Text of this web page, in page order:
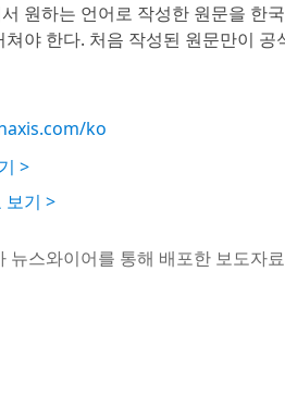
원하는 언어로 작성한 원문을 한
야 한다. 처음 작성된 원문만이
ko
>
보기 >
뉴스와이어를 통해 배포한 보도자